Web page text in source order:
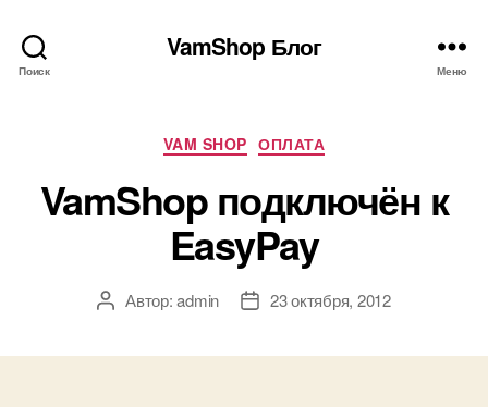
Поиск
VamShop Блог
Меню
Рубрики
VAM SHOP ОПЛАТА
VamShop подключён к
EasyPay
АвторАвтор:admin
Дата23 октября, 2012